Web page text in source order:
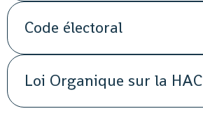
Code électoral
Loi Organique sur la HAC